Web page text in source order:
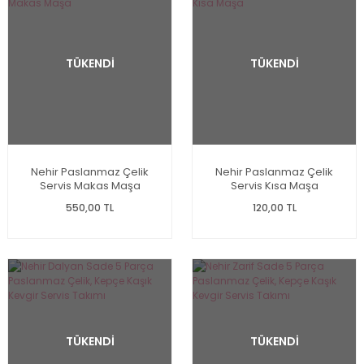
TÜKENDİ
Nehir Paslanmaz Çelik
Servis Makas Maşa
550,00 TL
TÜKENDİ
Nehir Paslanmaz Çelik
Servis Kısa Maşa
120,00 TL
TÜKENDİ TÜKENDİ